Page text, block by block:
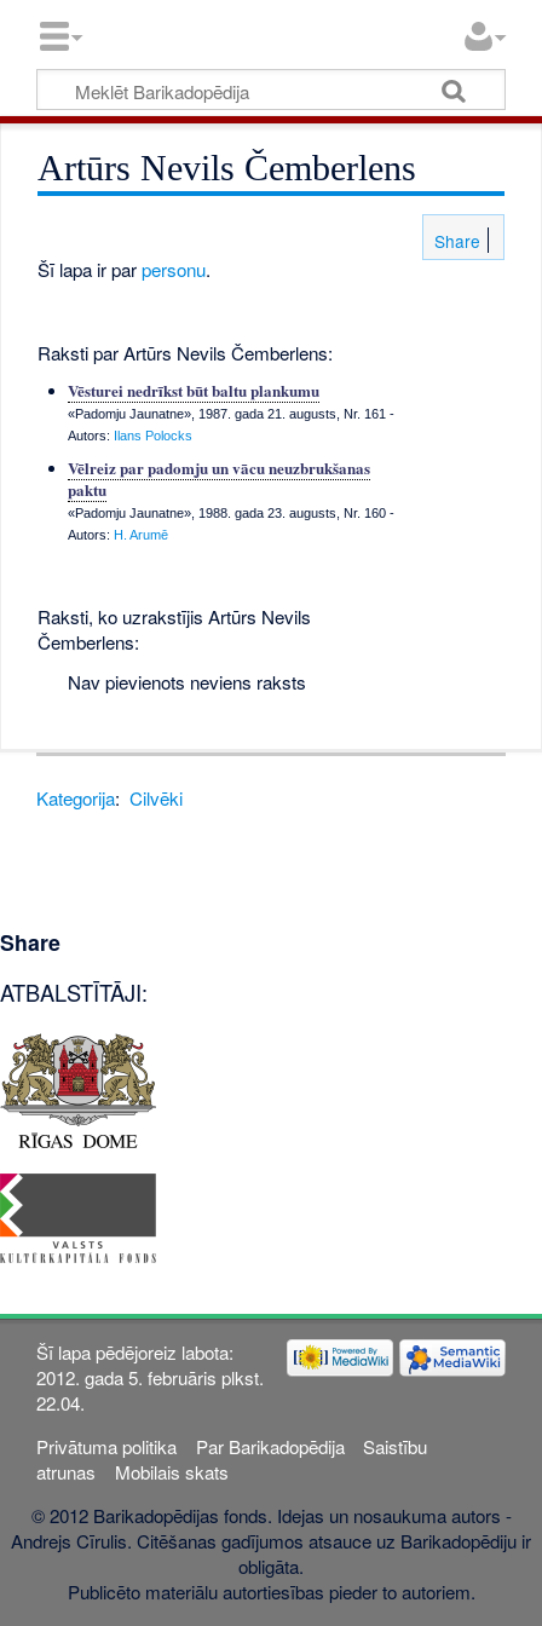
Artūrs Nevils Čemberlens
Share
Šī lapa ir parpersonu.
Raksti par Artūrs Nevils Čemberlens:
Vēsturei nedrīkst būt baltu plankumu
«Padomju Jaunatne», 1987. gada 21. augusts, Nr. 161 -
Autors:
Ilans Polocks
Vēlreiz par padomju un vācu neuzbrukšanas
paktu
«Padomju Jaunatne», 1988. gada 23. augusts, Nr. 160-
Autors: H. Arumē
Raksti, ko uzrakstījis Artūrs Nevils
Čemberlens:
Nav pievienots neviens raksts
Kategorija: Cilvēki
Share
ATBALSTĪTĀJI:
Šī lapa pēdējoreiz labota:
2012. gada 5. februāris plkst.
22.04.
Privātuma politika
Par Barikadopēdija
Saistību
atrunas
Mobilais skats
© 2012 Barikadopēdijas fonds. Idejas un nosaukuma autors -
Andrejs Cīrulis. Citēšanas gadījumos atsauce uz Barikadopēdiju ir
obligāta.
Publicēto materiālu autortiesības pieder to autoriem.